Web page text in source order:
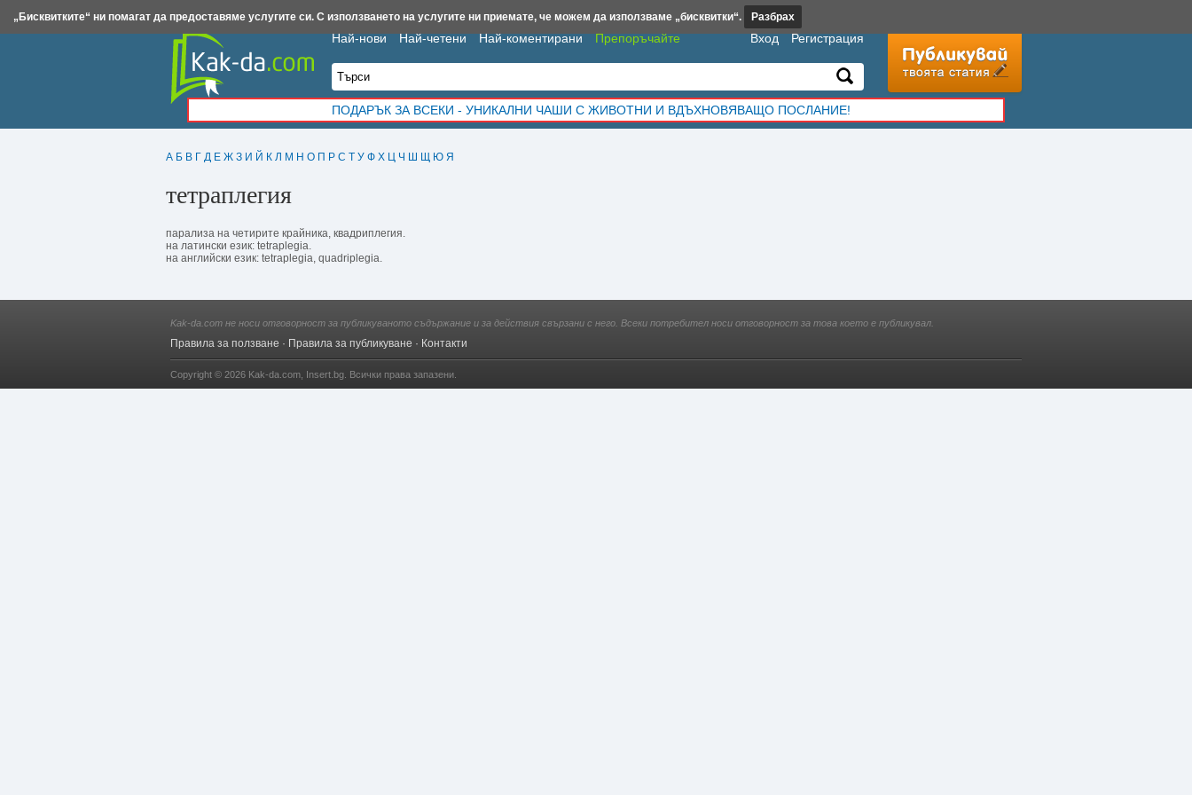
А Б В Г Д Е Ж З И Й К Л М Н О П Р С Т У Ф Х Ц Ч Ш Щ Ю Я
тетраплегия
парализа на четирите крайника, квадриплегия.
на латински език: tetraplegia.
на английски език: tetraplegia, quadriplegia.
Най-нови Най-четени Най-коментирани Препоръчайте Вход Регистрация
ПОДАРЪК ЗА ВСЕКИ - УНИКАЛНИ ЧАШИ С ЖИВОТНИ И ВДЪХНОВЯВАЩО ПОСЛАНИЕ!
Insert.bg Framar.bg Kak-da.com Iztochnik.com BauBau.bg NewAge.bg
Kak-da.com не носи отговорност за публикуваното съдържание и за действия свързани с него. Всеки потребител носи отговорност за това което е публикувал.
Правила за ползване · Правила за публикуване · Контакти
Copyright © 2026 Kak-da.com Insert.bg . Всички права запазени.
„Бисквитките“ ни помагат да предоставяме услугите си. С използването на услугите ни приемате, че можем да използваме „бисквитки“. Разбрах